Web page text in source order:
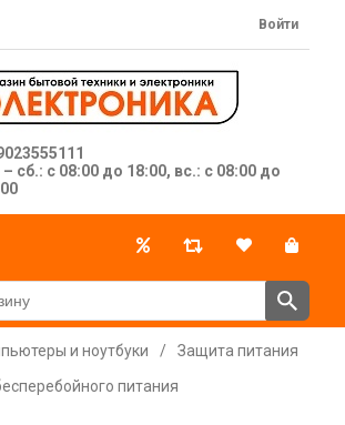
– сб.: с 08:00 до 18:00, вс.: с 08:00 до
Войти
и ноутбуки /
Защита питания
питания